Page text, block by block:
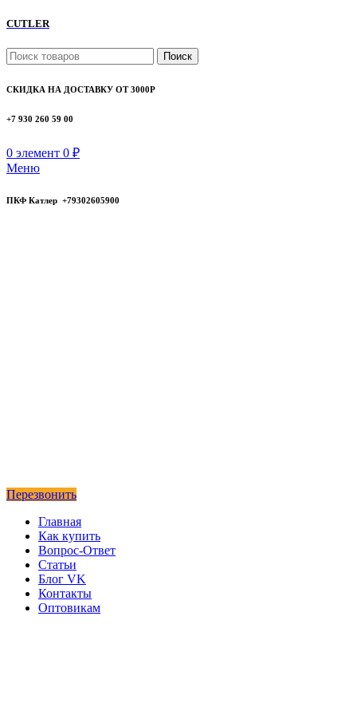
CUTLER
Поиск
СКИДКА НА ДОСТАВКУ ОТ 3000Р
+7 930 260 59 00
0 элемент 0 ₽
Меню
ПКФ Катлер +79302605900
Перезвонить
Главная
Как купить
Вопрос-Ответ
Статьи
Блог VK
Контакты
Оптовикам